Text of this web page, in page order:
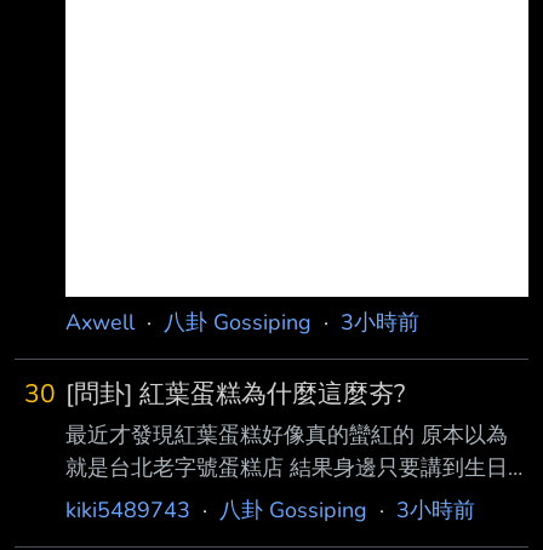
Axwell· 八卦 Gossiping · 3小時前
30 [問卦] 紅葉蛋糕為什麼這麼夯?
最近才發現紅葉蛋糕好像真的蠻紅的 原本以為
就是台北老字號蛋糕店 結果身邊只要講到生日
蛋糕 好像滿多人都會直接想到紅葉 最近好像開
kiki5489743 · 八卦 Gossiping · 3小時前